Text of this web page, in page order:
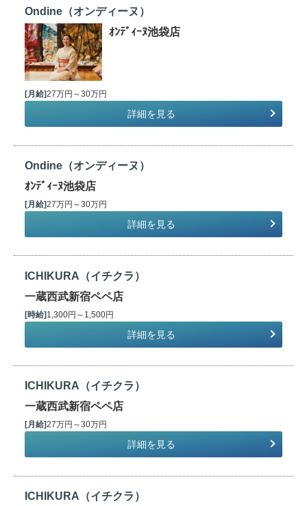
Ondine（オンディーヌ）
ｵﾝﾃﾞｨｰﾇ池袋店
[月給]27万円～30万円
詳細を見る
Ondine（オンディーヌ）
ｵﾝﾃﾞｨｰﾇ池袋店
[月給]27万円～30万円
詳細を見る
ICHIKURA（イチクラ）
一蔵西武新宿ペペ店
[時給]1,300円～1,500円
詳細を見る
ICHIKURA（イチクラ）
一蔵西武新宿ペペ店
[月給]27万円～30万円
詳細を見る
ICHIKURA（イチクラ）